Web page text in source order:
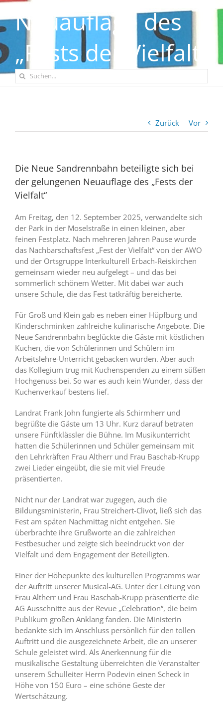
Neuauflage des
„Fests der Vielfalt“
Suche
nach:
Zurück Vor
Die Neue Sandrennbahn beteiligte sich bei
der gelungenen Neuauflage des „Fests der
Vielfalt“
Am Freitag, den 12. September 2025, verwandelte sich
der Park in der Moselstraße in einen kleinen, aber
feinen Festplatz. Nach mehreren Jahren Pause wurde
das Nachbarschaftsfest „Fest der Vielfalt“ von der AWO
und der Ortsgruppe Interkulturell Erbach-Reiskirchen
gemeinsam wieder neu aufgelegt – und das bei
sommerlich schönem Wetter. Mit dabei war auch
unsere Schule, die das Fest tatkräftig bereicherte.
Für Groß und Klein gab es neben einer Hüpfburg und
Kinderschminken zahlreiche kulinarische Angebote. Die
Neue Sandrennbahn beglückte die Gäste mit köstlichen
Kuchen, die von Schülerinnen und Schülern im
Arbeitslehre-Unterricht gebacken wurden. Aber auch
das Kollegium trug mit Kuchenspenden zu einem süßen
Hochgenuss bei. So war es auch kein Wunder, dass der
Kuchenverkauf bestens lief.
Landrat Frank John fungierte als Schirmherr und
begrüßte die Gäste um 13 Uhr. Kurz darauf betraten
unsere Fünftklässler die Bühne. Im Musikunterricht
hatten die Schülerinnen und Schüler gemeinsam mit
den Lehrkräften Frau Altherr und Frau Baschab-Krupp
zwei Lieder eingeübt, die sie mit viel Freude
präsentierten.
Nicht nur der Landrat war zugegen, auch die
Bildungsministerin, Frau Streichert-Clivot, ließ sich das
Fest am späten Nachmittag nicht entgehen. Sie
überbrachte ihre Grußworte an die zahlreichen
Festbesucher und zeigte sich beeindruckt von der
Vielfalt und dem Engagement der Beteiligten.
Einer der Höhepunkte des kulturellen Programms war
der Auftritt unserer Musical-AG. Unter der Leitung von
Frau Altherr und Frau Baschab-Krupp präsentierte die
AG Ausschnitte aus der Revue „Celebration“, die beim
Publikum großen Anklang fanden. Die Ministerin
bedankte sich im Anschluss persönlich für den tollen
Auftritt und die ausgezeichnete Arbeit, die an unserer
Schule geleistet wird. Als Anerkennung für die
musikalische Gestaltung überreichten die Veranstalter
unserem Schulleiter Herrn Podevin einen Scheck in
Höhe von 150 Euro – eine schöne Geste der
Wertschätzung.